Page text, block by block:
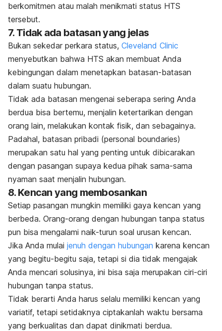
berkomitmen atau malah menikmati status HTS
tersebut.
7. Tidak ada batasan yang jelas
Bukan sekedar perkara status, Cleveland Clinic
menyebutkan bahwa HTS akan membuat Anda
kebingungan dalam menetapkan batasan-batasan
dalam suatu hubungan.
Tidak ada batasan mengenai seberapa sering Anda
berdua bisa bertemu, menjalin ketertarikan dengan
orang lain, melakukan kontak fisik, dan sebagainya.
Padahal, batasan pribadi (personal boundaries)
merupakan satu hal yang penting untuk dibicarakan
dengan pasangan supaya kedua pihak sama-sama
nyaman saat menjalin hubungan.
8. Kencan yang membosankan
Setiap pasangan mungkin memiliki gaya kencan yang
berbeda. Orang-orang dengan hubungan tanpa status
pun bisa mengalami naik-turun soal urusan kencan.
Jika Anda mulai jenuh dengan hubungan karena kencan
yang begitu-begitu saja, tetapi si dia tidak mengajak
Anda mencari solusinya, ini bisa saja merupakan ciri-ciri
hubungan tanpa status.
Tidak berarti Anda harus selalu memiliki kencan yang
variatif, tetapi setidaknya ciptakanlah waktu bersama
yang berkualitas dan dapat dinikmati berdua.